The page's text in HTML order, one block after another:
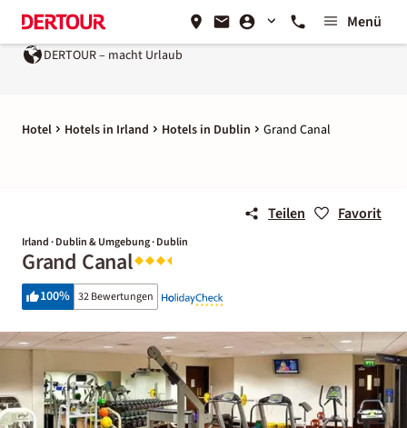
Menü
DERTOUR – macht Urlaub
Hotel Hotels in Irland Hotels in Dublin Grand Canal
Teilen Favorit
Irland · Dublin & Umgebung · Dublin
Grand Canal
100% 32 Bewertungen